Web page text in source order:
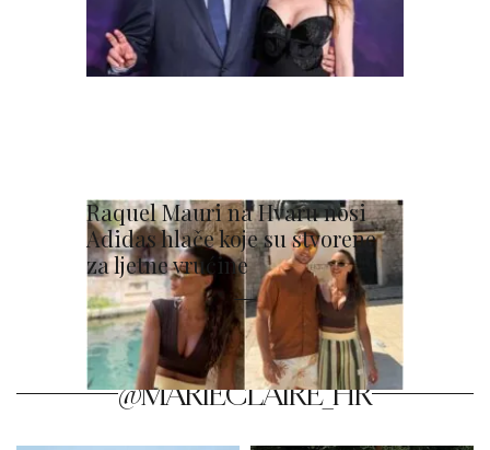
Raquel Mauri na Hvaru nosi
Adidas hlače koje su stvorene
za ljetne vrućine
@MARIECLAIRE_HR